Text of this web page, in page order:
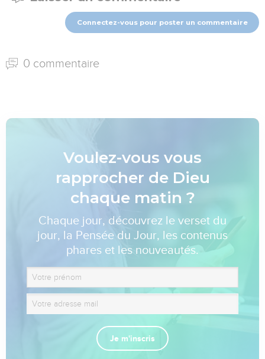
Connectez-vous pour poster un commentaire
0 commentaire
Voulez-vous vous
rapprocher de Dieu
chaque matin ?
Chaque jour, découvrez le verset du
jour, la Pensée du Jour, les contenus
phares et les nouveautés.
Je m'inscris